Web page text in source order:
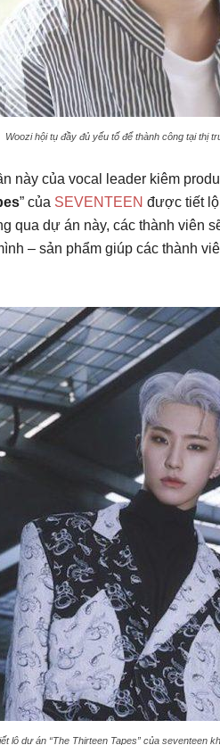
Woozi hội tụ đầy đủ yếu tố để thành công tại thị
này của vocal leader kiêm
” của SEVENTEEN được tiết
qua dự án này, các thành viên
– sản phẩm giúp các thành
lộ dự án “The Thirteen Tapes” của seventeen